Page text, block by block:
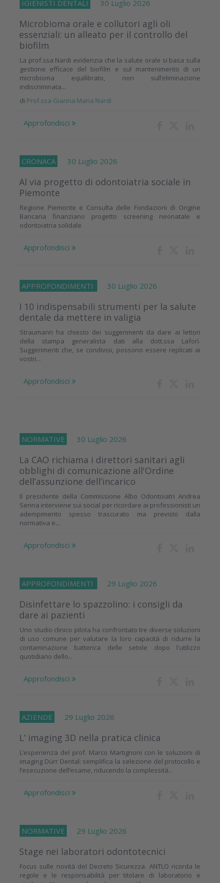
IGIENISTI DENTALI 30 Luglio 2026
Microbioma orale e collutori agli oli
essenziali: un alleato per il controllo del
biofilm
La prof.ssa Nardi evidenzia che la salute orale si basa sulla
gestione efficace del biofilm e sul mantenimento di un
microbioma equilibrato, non sull’eliminazione
indiscriminata...
di Prof.ssa Gianna Maria Nardi
Approfondisci
CRONACA 30 Luglio 2026
Al via progetto di odontoiatria sociale in
Piemonte
Regione Piemonte e Consulta delle Fondazioni di Origine
Bancaria finanziano progetto screening neonatale e
odontoiatria solidale
Approfondisci
APPROFONDIMENTI 30 Luglio 2026
I 10 indispensabili strumenti per la salute
dentale da mettere in valigia
Straumann ha chiesto dei suggerimenti da dare ai lettori
della stampa generalista dati alla dott.ssa Laforì.
Suggerimenti che, se condivisi, possono essere replicati ai
vostri...
Approfondisci
NORMATIVE 30 Luglio 2026
La CAO richiama i direttori sanitari agli
obblighi di comunicazione all'Ordine
dell’assunzione dell’incarico
Il presidente della Commissione Albo Odontoiatri Andrea
Senna interviene sui social per ricordare ai professionisti un
adempimento spesso trascurato ma previsto dalla
normativa e...
Approfondisci
APPROFONDIMENTI 29 Luglio 2026
Disinfettare lo spazzolino: i consigli da
dare ai pazienti
Uno studio clinico pilota ha confrontato tre diverse soluzioni
di uso comune per valutare la loro capacità di ridurre la
contaminazione batterica delle setole dopo l'utilizzo
quotidiano dello...
Approfondisci
AZIENDE 29 Luglio 2026
L’ imaging 3D nella pratica clinica
L’esperienza del prof. Marco Martignoni con le soluzioni di
imaging Dürr Dental: semplifica la selezione del protocollo e
l’esecuzione dell’esame, riducendo la complessità...
Approfondisci
NORMATIVE 29 Luglio 2026
Stage nei laboratori odontotecnici
Focus sulle novità del Decreto Sicurezza. ANTLO ricorda le
regole e le responsabilità per titolare di laboratorio e